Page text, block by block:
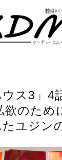
ウス3」4
欲のため
ユジン